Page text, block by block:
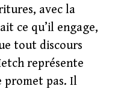
avec la
ce qu’il engage,
tout discours
représente
promet pas. Il